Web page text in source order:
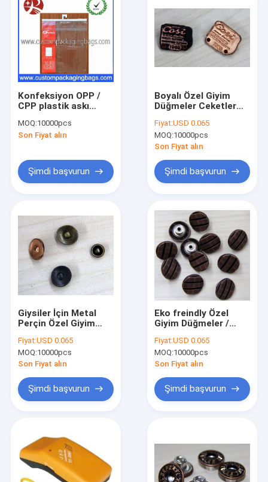
Ürün:% s
Hakkımızda
Fabrika turu
Haberler
Vakalar
Kadınlar için Kumaş Kemerler
Konfeksiyon OPP /
CPP plastik askı
yapıştırıcı fok
MOQ:10000pcs
Son Fiyat alın
Şimdi başvurun
Boyalı Özel Giyim
Düğmeler Ceketler
Logosu
kişiselleştirilmiş
boyutu
Fiyat:USD 0.065
MOQ:10000pcs
Son Fiyat alın
Şimdi başvurun
Giysiler İçin Metal
Perçin Özel Giyim
3D
Fiyat:USD 0.065
MOQ:10000pcs
Son Fiyat alın
Şimdi başvurun
Eko freindly Özel
Giyim Düğmeler /
Dekorasyon
Fiyat:USD 0.065
MOQ:10000pcs
Son Fiyat alın
Şimdi başvurun